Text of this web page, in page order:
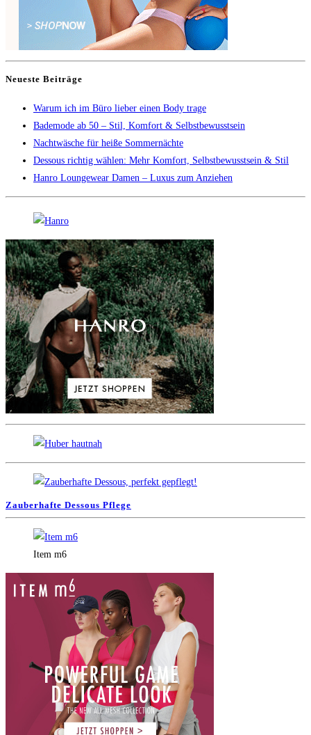
Neueste Beiträge
Warum ich im Büro lieber einen Body trage
Bademode ab 50 – Stil, Komfort & Selbstbewusstsein
Nachtwäsche für heiße Sommernächte
Dessous richtig wählen: Mehr Komfort, Selbstbewusstsein & Stil
Hanro Loungewear Damen – Luxus zum Anziehen
Zauberhafte Dessous Pflege
Item m6